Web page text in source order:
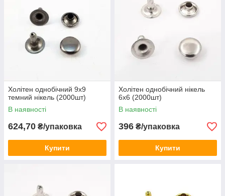
Холітен однобічний 9x9
темний нікель (2000шт)
В наявності
624,70 ₴/упаковка
Купити
Холітен однобічний нікель
6х6 (2000шт)
В наявності
396 ₴/упаковка
Купити